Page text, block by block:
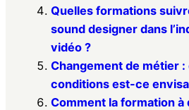
Quelles formations
sound designer dans
vidéo ?
Changement de métier :
conditions est-ce
Comment la formation à